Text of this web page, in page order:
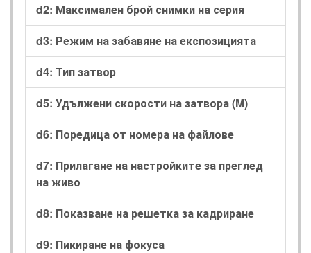
d2: Максимален брой снимки на серия
d3: Режим на забавяне на експозицията
d4: Тип затвор
d5: Удължени скорости на затвора (M)
d6: Поредица от номера на файлове
d7: Прилагане на настройките за преглед
на живо
d8: Показване на решетка за кадриране
d9: Пикиране на фокуса